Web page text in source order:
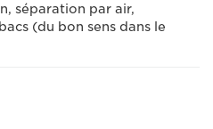
séparation par air,
(du bon sens dans le